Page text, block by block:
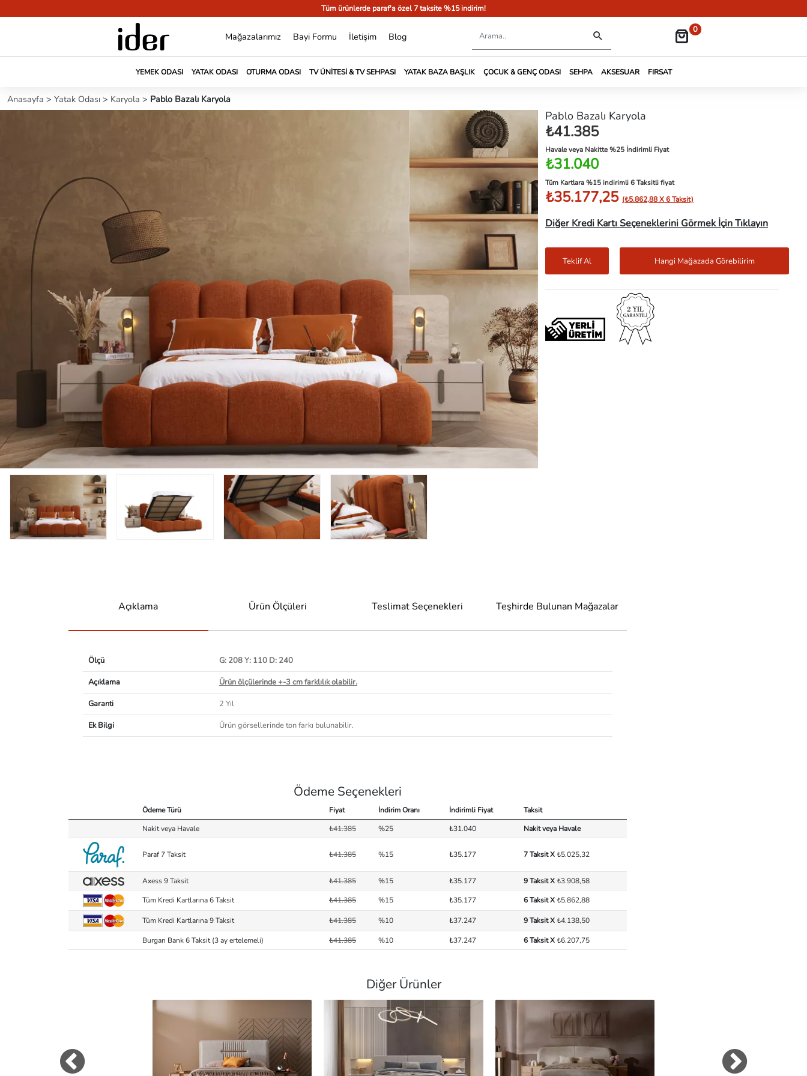
Tüm ürünlerde paraf'a özel 7 taksite %15 indirim!
Mağazalarımız Bayi Formu İletişim Blog
0
YEMEK ODASI YATAK ODASI OTURMA ODASI TV ÜNITESI & TV SEHPASI YATAK BAZA BAŞLIK ÇOCUK & GENÇ ODASI SEHPA AKSESUAR FIRSAT
Anasayfa > Yatak Odası > Karyola > Pablo Bazalı Karyola
Pablo Bazalı Karyola
₺41.385
Havale veya Nakitte %25 İndirimli Fiyat
₺31.040
Tüm Kartlara %15 indirimli 6 Taksitli fiyat
₺35.177,25 (₺5.862,88 X 6 Taksit)
Diğer Kredi Kartı Seçeneklerini Görmek İçin Tıklayın
Teklif Al Hangi Mağazada Görebilirim
Açıklama Ürün Ölçüleri Teslimat Seçenekleri Teşhirde Bulunan Mağazalar
Ölçü
G: 208 Y: 110 D: 240
Açıklama
Ürün ölçülerinde +-3 cm farklılık olabilir.
Garanti
2 Yıl
Ek Bilgi
Ürün görsellerinde ton farkı bulunabilir.
Ödeme Seçenekleri
Ödeme Türü Fiyat İndirim Oranı İndirimli Fiyat
Taksit
Nakit veya Havale
₺41.385 %25 ₺31.040 Nakit veya Havale
Paraf 7 Taksit ₺41.385 %15 ₺35.177 7 Taksit X₺5.025,32
Axess 9 Taksit ₺41.385 %15 ₺35.177 9 Taksit X₺3.908,58
Tüm Kredi Kartlarına 6 Taksit
₺41.385 %15 ₺35.177 6 Taksit X₺5.862,88
Tüm Kredi Kartlarına 9 Taksit ₺41.385 %10 ₺37.247 9 Taksit X₺4.138,50
Burgan Bank 6 Taksit (3 ay ertelemeli) ₺41.385 %10 ₺37.247 6 Taksit X₺6.207,75
Diğer Ürünler